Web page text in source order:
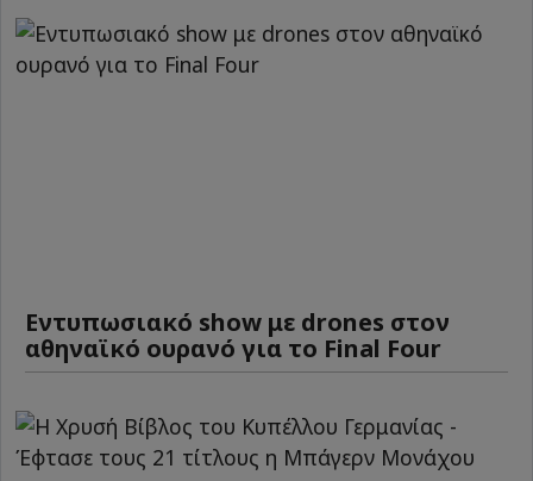
Εντυπωσιακό show με drones στον
αθηναϊκό ουρανό για το Final Four